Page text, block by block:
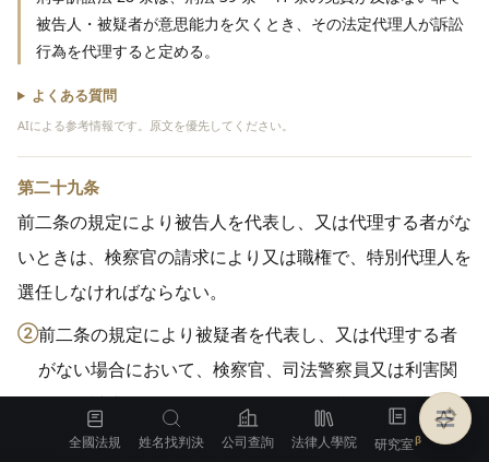
被告人・被疑者が意思能力を欠くとき、その法定代理人が訴訟
行為を代理すると定める。
よくある質問
AIによる参考情報です。原文を優先してください。
第二十九条
前二条の規定により被告人を代表し、又は代理する者がな
いときは、検察官の請求により又は職権で、特別代理人を
選任しなければならない。
②前二条の規定により被疑者を代表し、又は代理する者
がない場合において、検察官、司法警察員又は利害関
係人の請求があつたときも、前項と同様である。
特別代理人は、被告人又は被疑者を代表し又は代理し
☰
全國法規 姓名找判決 公司查詢 法律人學院 研究室